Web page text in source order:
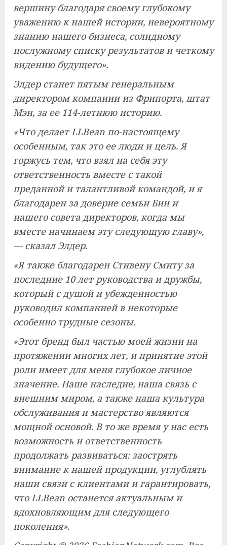
вершину благодаря своему глубокому
уважению к нашей истории, невероятному
знанию нашего бизнеса, солидному
послужному списку результатов и четкому
видению будущего».
Элдер станет пятым генеральным
директором компании из Фрипорта, штат
Мэн, за ее 114-летнюю историю.
«Что делает LLBean по-настоящему
особенным, так это ее люди и цель. Я
горжусь тем, что взял на себя эту
ответственность вместе с такой
преданной и талантливой командой, и я
благодарен за доверие семьи Бин и
нашего совета директоров, когда мы
вместе начинаем эту следующую главу»,
— сказал Элдер.
«Я также благодарен Стивену Смиту за
последние 10 лет руководства и дружбы,
который с душой и убежденностью
руководил компанией в некоторые
особенно трудные сезоны.
«Этот бренд был частью моей жизни на
протяжении многих лет, и принятие этой
роли имеет для меня глубокое личное
значение. Наше наследие, наша связь с
внешним миром, а также наша культура
обслуживания и мастерство являются
мощной основой. В то же время у нас есть
возможность и ответственность
продолжать развиваться: заострять
внимание к нашей продукции, углублять
наши связи с клиентами и гарантировать,
что LLBean останется актуальным и
вдохновляющим для следующего
поколения».